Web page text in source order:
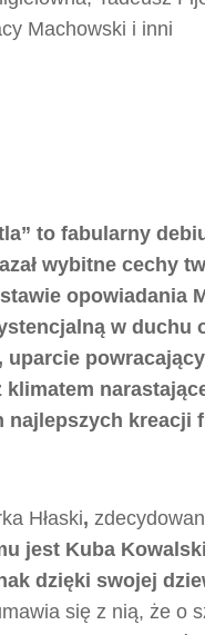
Machowski i inni
to fabularny
wybitne cechy
opowiadania
w duchu
najlepszych kreacji
Hłaski,
jest Kuba
dzięki swojej
się z nią, że o